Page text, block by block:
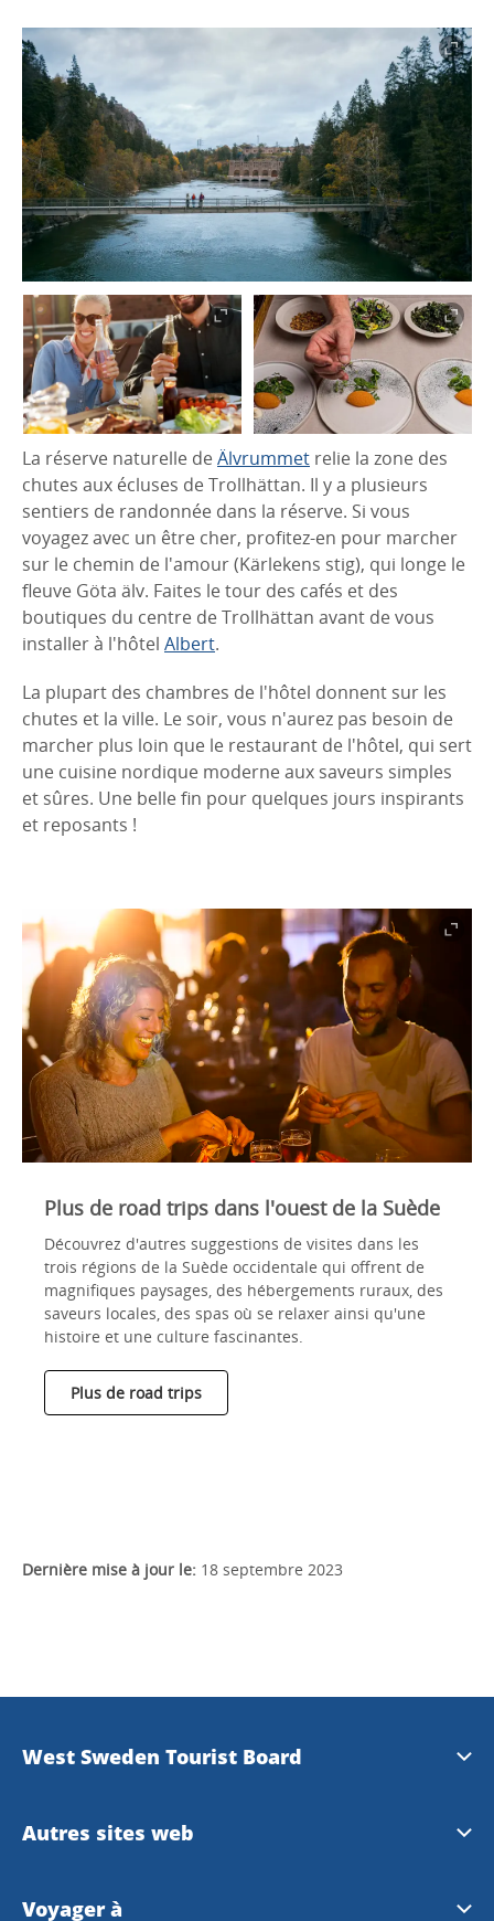
La réserve naturelle deÄlvrummet relie la zone des
chutes aux écluses de Trollhättan. Il y a plusieurs
sentiers de randonnée dans la réserve. Si vous
voyagez avec un être cher, profitez-en pour marcher
sur le chemin de l'amour (Kärlekens stig), qui longe le
fleuve Göta älv. Faites le tour des cafés et des
boutiques du centre de Trollhättan avant de vous
installer à l'hôtel Albert.
La plupart des chambres de l'hôtel donnent sur les
chutes et la ville. Le soir, vous n'aurez pas besoin de
marcher plus loin que le restaurant de l'hôtel, qui sert
une cuisine nordique moderne aux saveurs simples
et sûres. Une belle fin pour quelques jours inspirants
et reposants !
Plus de road trips dans l'ouest de la Suède
Découvrez d'autres suggestions de visites dans les
trois régions de la Suède occidentale qui offrent de
magnifiques paysages, des hébergements ruraux, des
saveurs locales, des spas où se relaxer ainsi qu'une
histoire et une culture fascinantes.
Plus de road trips
Dernière mise à jour le: 18 septembre 2023
West Sweden Tourist Board
Information de presse
Autres sites web
Visit Swedeen
Voyager à